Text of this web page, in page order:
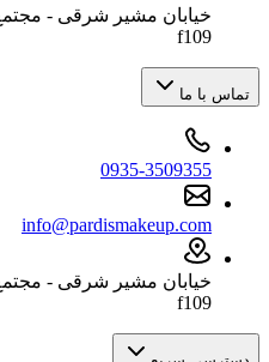
خیابان مشیر شرقی -
f109
تماس با ما
0935-3509355
info@pardismakeup.com
خیابان مشیر شرقی -
f109